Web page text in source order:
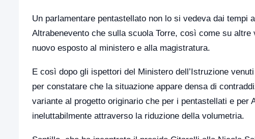
Un parlamentare pentastellato non lo si vedeva dai tempi
Altrabenevento che sulla scuola Torre, così come su
nuovo esposto al ministero e alla magistratura.
E così dopo gli ispettori del Ministero dell’Istruzione
per constatare che la situazione appare densa di
variante al progetto originario che per i pentastellati e
ineluttabilmente attraverso la riduzione della volumetria.